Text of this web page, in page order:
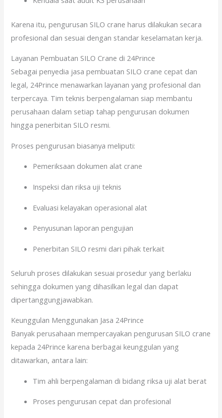
Karena itu, pengurusan SILO crane harus dilakukan secara
profesional dan sesuai dengan standar keselamatan kerja.
Layanan Pembuatan SILO Crane di 24Prince
Sebagai penyedia jasa pembuatan SILO crane cepat dan
legal, 24Prince menawarkan layanan yang profesional dan
terpercaya. Tim teknis berpengalaman siap membantu
perusahaan dalam setiap tahap pengurusan dokumen
hingga penerbitan SILO resmi.
Proses pengurusan biasanya meliputi:
Pemeriksaan dokumen alat crane
Inspeksi dan riksa uji teknis
Evaluasi kelayakan operasional alat
Penyusunan laporan pengujian
Penerbitan SILO resmi dari pihak terkait
Seluruh proses dilakukan sesuai prosedur yang berlaku
sehingga dokumen yang dihasilkan legal dan dapat
dipertanggungjawabkan.
Keunggulan Menggunakan Jasa 24Prince
Banyak perusahaan mempercayakan pengurusan SILO crane
kepada 24Prince karena berbagai keunggulan yang
ditawarkan, antara lain:
Tim ahli berpengalaman di bidang riksa uji alat berat
Proses pengurusan cepat dan profesional